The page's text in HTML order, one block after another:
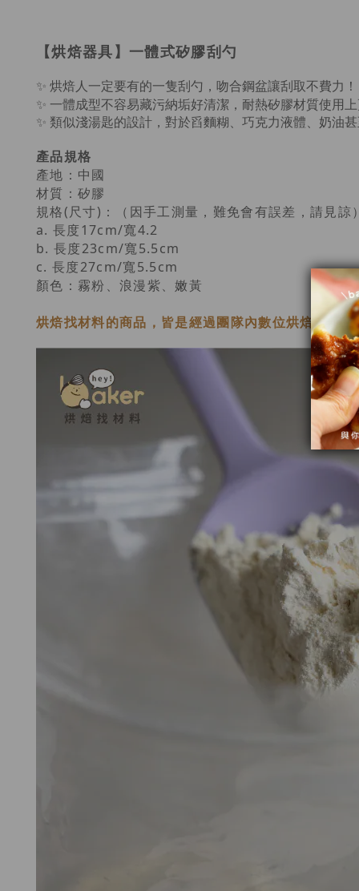
【烘焙器具】一體式矽膠刮勺
✨ 烘焙人一定要有的一隻刮勺，吻合鋼盆讓刮取不費力！
✨ 一體成型不容易藏污納垢好清潔，耐熱矽膠材質使用
✨ 類似淺湯匙的設計，對於舀麵糊、巧克力液體、奶油
產品規格
產地：中國
材質：矽膠
規格(尺寸)：（因手工測量，難免會有誤差，請見諒
a. 長度17cm/寬4.2
b. 長度23cm/寬5.5cm
c. 長度27cm/寬5.5cm
顏色：霧粉、浪漫紫、嫩黃
烘焙找材料的商品，皆是經過團隊內數位烘焙老師三